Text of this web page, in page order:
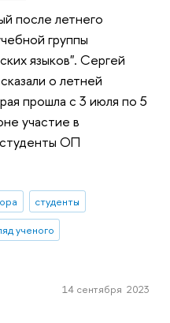
после летнего
группы
языков". Сергей
о летней
прошла с 3 июля по 5
участие в
ОП
студенты
ученого
14 сентября 2023